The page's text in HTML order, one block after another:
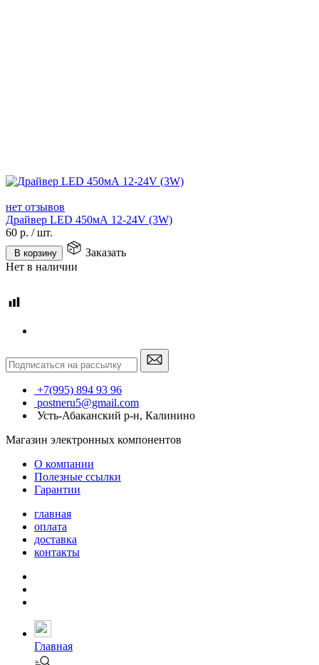
нет отзывов
Драйвер LED 450мА 12-24V (3W)
60 р. /шт.
В корзину
Заказать
Нет в наличии
+7(995) 894 93 96
postneru5@gmail.com
Усть-Абаканский р-н, Калинино
Магазин электронных компонентов
О компании
Полезные ссылки
Гарантии
главная
оплата
доставка
контакты
Главная